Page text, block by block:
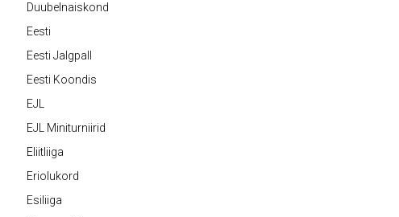
Duubelnaiskond
Eesti
Eesti Jalgpall
Eesti Koondis
EJL
EJL Miniturniirid
Eliitliiga
Eriolukord
Esiliiga